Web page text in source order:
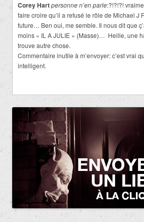
Corey Hartpersonne n’en parle:?!?!?!
faire croire qu’il a refusé le rôle de Michael J
future… Ben oui, me semble. Il nous dit que
moins « IL A JULIE » (Masse)… Heille, une
trouve autre chose.
Commentaire inutile à m’envoyer: c’est vrai
intelligent.